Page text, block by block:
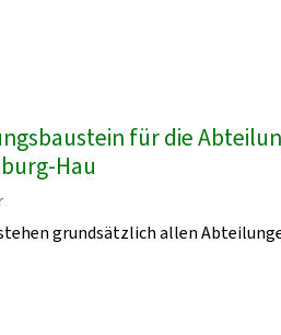
für die
Hau
grundsätzlich allen